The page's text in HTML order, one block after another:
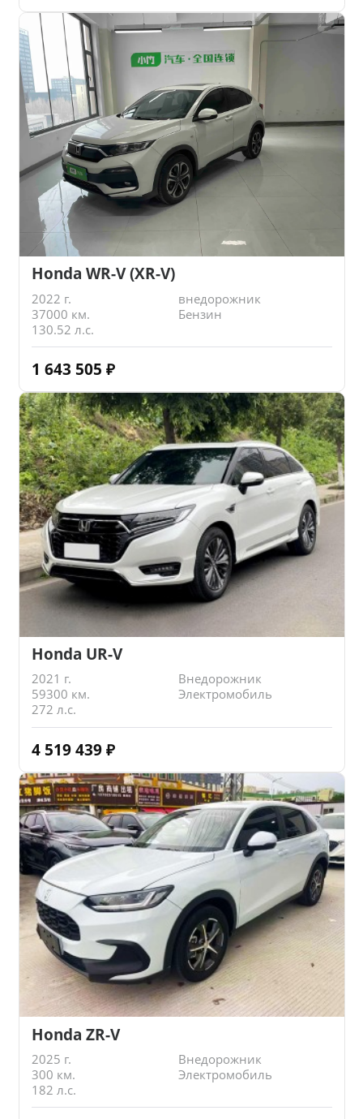
Honda WR-V (XR-V)
2022 г.
внедорожник
37000 км.
Бензин
130.52 л.с.
1 643 505 ₽
Honda UR-V
2021 г.
Внедорожник
59300 км.
Электромобиль
272 л.с.
4 519 439 ₽
Honda ZR-V
2025 г.
Внедорожник
300 км.
Электромобиль
182 л.с.